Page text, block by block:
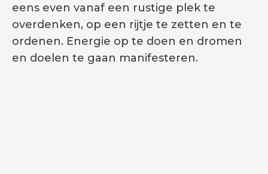
eens even vanaf een rustige plek te
overdenken, op een rijtje te zetten en te
ordenen. Energie op te doen en dromen
en doelen te gaan manifesteren.